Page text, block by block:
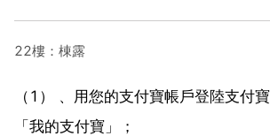
22樓：棟露
（1） 、用您的支付寶帳戶登陸支付
「我的支付寶」；